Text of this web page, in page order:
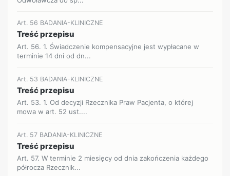
Art. 56 BADANIA-KLINICZNE
Treść przepisu
Art. 56. 1. Świadczenie kompensacyjne jest wypłacane w
terminie 14 dni od dn...
Art. 53 BADANIA-KLINICZNE
Treść przepisu
Art. 53. 1. Od decyzji Rzecznika Praw Pacjenta, o której
mowa w art. 52 ust....
Art. 57 BADANIA-KLINICZNE
Treść przepisu
Art. 57. W terminie 2 miesięcy od dnia zakończenia każdego
półrocza Rzecznik...